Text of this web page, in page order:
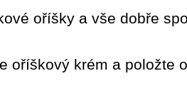
oříšky a vše dobře
oříškový krém a položte